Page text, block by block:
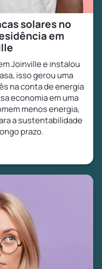
solares no
em
Joinville e instalou
isso gerou uma
na conta de energia
economia em uma
menos energia,
a sustentabilidade
prazo.